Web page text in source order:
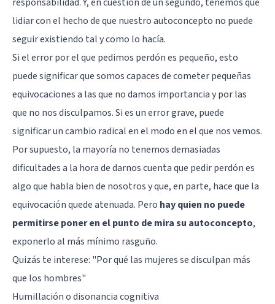
lidiar con el hecho de que nuestro autoconcepto no puede
seguir existiendo tal y como lo hacía.
Si el error por el que pedimos perdón es pequeño, esto
puede significar que somos capaces de cometer pequeñas
equivocaciones a las que no damos importancia y por las
que no nos disculpamos. Si es un error grave, puede
significar un cambio radical en el modo en el que nos vemos.
Por supuesto, la mayoría no tenemos demasiadas
dificultades a la hora de darnos cuenta que pedir perdón es
algo que habla bien de nosotros y que, en parte, hace que la
equivocación quede atenuada. Pero hay quien no puede
permitirse poner en el punto de mira su autoconcepto,
exponerlo al más mínimo rasguño.
Quizás te interese: "Por qué las mujeres se disculpan más
que los hombres"
Humillación o disonancia cognitiva